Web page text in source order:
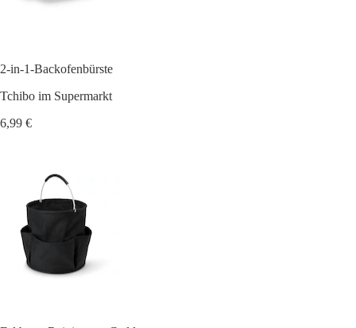
2-in-1-Backofenbürste
Tchibo im Supermarkt
6,99 €